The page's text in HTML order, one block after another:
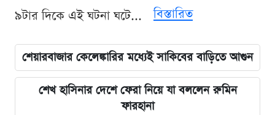
৯টার দিকে এই ঘটনা ঘটে...
বিস্তারিত
শেয়ারবাজার কেলেঙ্কারির মধ্যেই সাকিবের বাড়িতে আগুন
শেখ হাসিনার দেশে ফেরা নিয়ে যা বললেন রুমিন
ফারহানা